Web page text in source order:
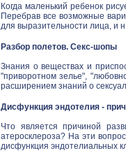
Когда маленький ребенок
Перебрав все возможные
для выразительности лица, и н
Разбор полетов. Секс-шопы
Знания о веществах и
"приворотном зелье",
расширением знаний о
Дисфункция эндотелия -
Что является причиной
атеросклероза? На эти
дисфункция эндотелиальных